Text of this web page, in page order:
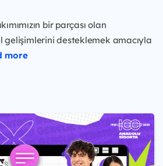
bir parçası olan
gelişimlerini desteklemek amacıyla
more